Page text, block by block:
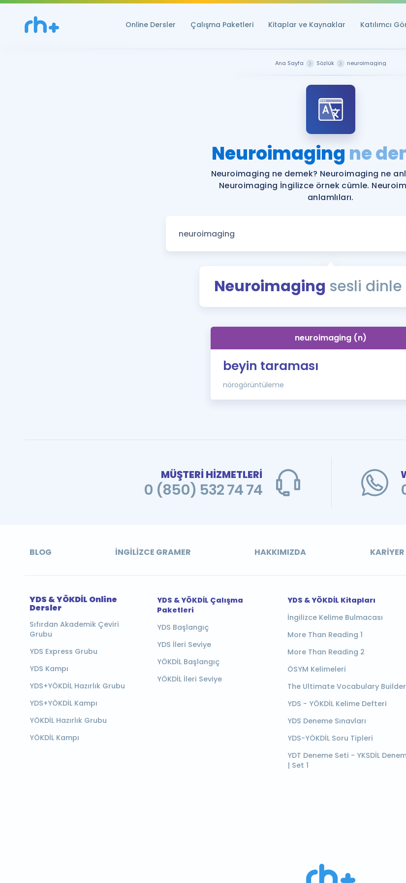
Online Dersler Çalışma Paketleri Kitaplar ve Kaynaklar Katılımcı
YDS
YDS
YDS -
Ana Sayfa Sözlük neuroimaging
Neuroimaging ne
Neuroimaging ne demek? Neuroimaging ne
Neuroimaging İngilizce örnek cümle.
anlamlıları.
Neuroimaging sesli dinle
neuroimaging (n)
beyin taraması
nörogörüntüleme
MÜŞTERİ HİZMETLERİ
0 (850) 532 74 74
BLOG İNGILIZCE GRAMER HAKKIMIZDA KARIYER
YDS & YÖKDİL Online
Dersler
Sıfırdan Akademik Çeviri
Grubu
YDS Express Grubu
YDS Kampı
YDS+YÖKDİL Hazırlık Grubu
YDS+YÖKDİL Kampı
YÖKDİL Hazırlık Grubu
YÖKDİL Kampı
YDS & YÖKDİL Çalışma
Paketleri
YDS Başlangıç
YDS İleri Seviye
YÖKDİL Başlangıç
YÖKDİL İleri Seviye
YDS & YÖKDİL Kitapları
İngilizce Kelime Bulmacası
More Than Reading 1
More Than Reading 2
ÖSYM Kelimeleri
The Ultimate Vocabulary Builder
YDS - YÖKDİL Kelime Defteri
YDS Deneme Sınavları
YDS-YÖKDİL Soru Tipleri
YDT Deneme Seti - YKSDİL
| Set 1